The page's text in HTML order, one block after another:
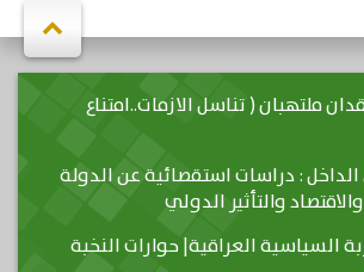
ملتهبان ( تناسل الازمات..امتناع
: دراسات استقصائية عن الدولة
والتأثير الدولي
السياسية العراقية| حوارات النخبة